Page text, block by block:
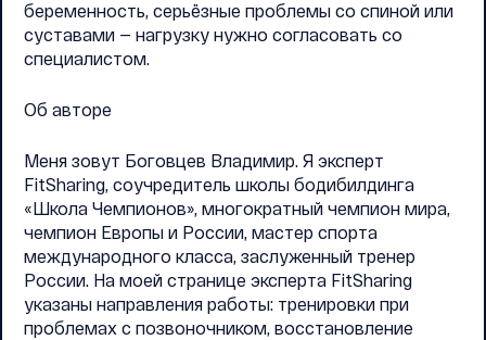
беременность, серьёзные проблемы со спиной или
суставами — нагрузку нужно согласовать со
специалистом.
Об авторе
Меня зовут Боговцев Владимир. Я эксперт
FitSharing, соучредитель школы бодибилдинга
«Школа Чемпионов», многократный чемпион мира,
чемпион Европы и России, мастер спорта
международного класса, заслуженный тренер
России. На моей странице эксперта FitSharing
указаны направления работы: тренировки при
проблемах с позвоночником, восстановление